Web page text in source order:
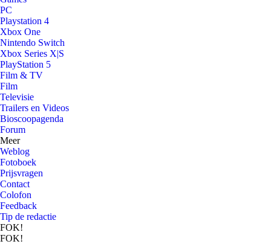
PC
Playstation 4
Xbox One
Nintendo Switch
Xbox Series X|S
PlayStation 5
Film & TV
Film
Televisie
Trailers en Videos
Bioscoopagenda
Forum
Meer
Weblog
Fotoboek
Prijsvragen
Contact
Colofon
Feedback
Tip de redactie
FOK!
FOK!